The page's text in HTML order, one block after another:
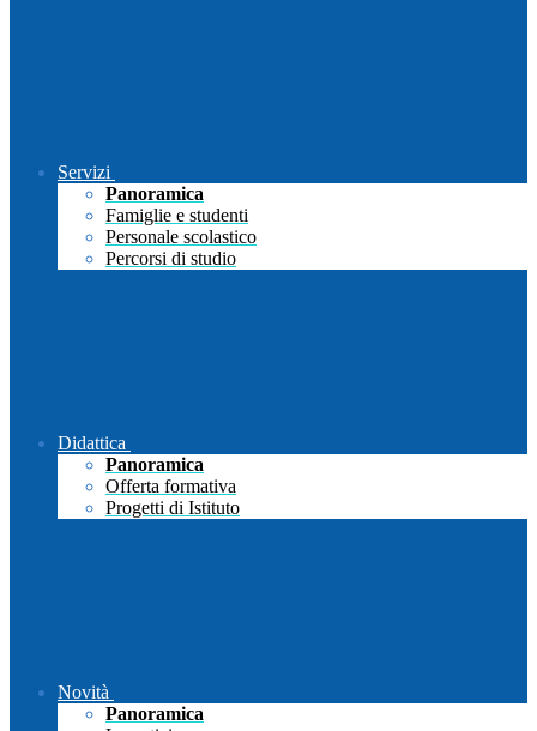
Servizi
Panoramica
Famiglie e studenti
Personale scolastico
Percorsi di studio
Didattica
Panoramica
Offerta formativa
Progetti di Istituto
Novità
Panoramica